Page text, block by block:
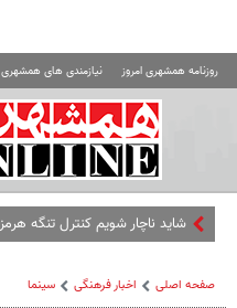
روزنامه همشهری امروز نیازمندی های همشهری
صفحه اصلی اخبار فرهنگی سینما